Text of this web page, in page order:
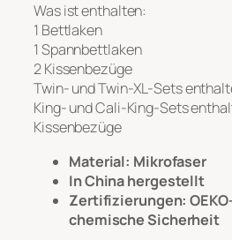
Was ist enthalten:
1 Bettlaken
1 Spannbettlaken
2 Kissenbezüge
Twin- und Twin-XL-Sets
King- und Cali-King-Sets
Kissenbezüge
Material: Mikrofaser
In China hergestellt
Zertifizierungen:
chemische Sicherheit